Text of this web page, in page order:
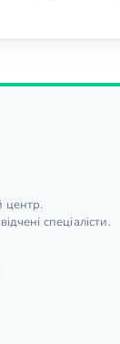
центр.
спеціалісти.